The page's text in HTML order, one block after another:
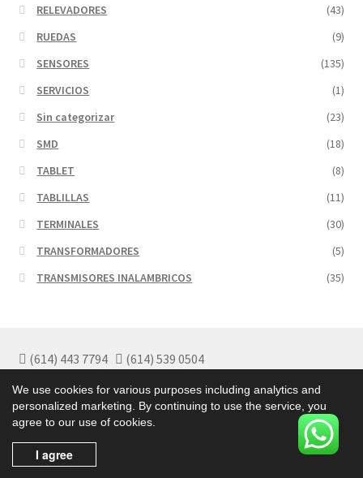
RELEVADORES
(43)
RUEDAS
(9)
SENSORES
(135)
SERVICIOS
(1)
Sin categorizar
(23)
SMD
(18)
TABLET
(8)
TABLILLAS
(11)
TERMINALES
(30)
TRANSFORMADORES
(5)
TRANSMISORES INALAMBRICOS
(35)
(614) 443 7794
(614) 539 0504
Políticas de Privacidad
Términos y Condiciones
We use cookies for various purposes including analytics and
personalized marketing. By continuing to use the service, you
agree to our use of cookies.
I agree